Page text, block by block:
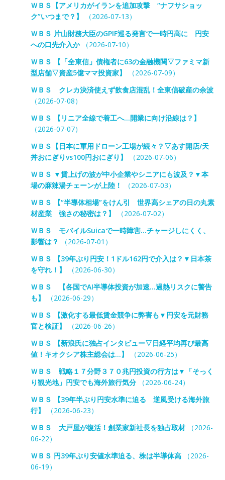
ＷＢＳ【アメリカがイランを追加攻撃 “ナフサショッ
ク”いつまで？】
（2026-07-13）
ＷＢＳ 片山財務大臣のGPIF巡る発言で一時円高に 円安
への口先介入か（2026-07-10）
ＷＢＳ 【「全東信」債権者に63の金融機関▽ファミマ新
型店舗▽資産5億ママ投資家】
（2026-07-09）
ＷＢＳ クレカ決済使えず飲食店混乱！全東信破産の余波
（2026-07-08）
ＷＢＳ 【リニア全線で着工へ…開業に向け沿線は？】
（2026-07-07）
ＷＢＳ【日本に軍用ドローン工場が続々？▽あす開店/天
丼おにぎりvs100円おにぎり】
（2026-07-06）
ＷＢＳ ▼賃上げの波が中小企業やシニアにも波及？▼本
場の麻辣湯チェーンが上陸！
（2026-07-03）
ＷＢＳ 【“半導体相場”をけん引 世界高シェアの日の丸素
材産業 強さの秘密は？】
（2026-07-02）
ＷＢＳ モバイルSuicaで一時障害…チャージしにくく、
影響は？
（2026-07-01）
ＷＢＳ 【39年ぶり円安！1ドル162円で介入は？▼日本茶
を守れ！】
（2026-06-30）
ＷＢＳ 【各国でAI半導体投資が加速…過熱リスクに警告
も】
（2026-06-29）
ＷＢＳ 【激化する最低賃金競争に弊害も▼円安を元財務
官と検証】
（2026-06-26）
ＷＢＳ 【新浪氏に独占インタビュー▽日経平均再び最高
値！キオクシア株主総会は…】
（2026-06-25）
ＷＢＳ 戦略１７分野３７０兆円投資の行方は▼「そっく
り観光地」円安でも海外旅行気分（2026-06-24）
ＷＢＳ 【39年半ぶり円安水準に迫る 逆風受ける海外旅
行】
（2026-06-23）
ＷＢＳ 大戸屋が復活！創業家新社長を独占取材（2026-
06-22）
ＷＢＳ 円39年ぶり安値水準迫る、株は半導体高（2026-
06-19）